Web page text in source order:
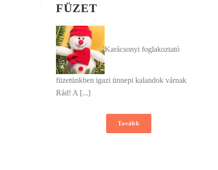
FÜZET
Karácsonyi foglakoztató
füzetünkben igazi ünnepi kalandok várnak
Rád! A [...]
Tovább